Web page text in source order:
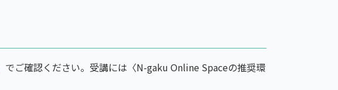
でご確認ください。受講には〈N-gaku Online Spaceの推奨環